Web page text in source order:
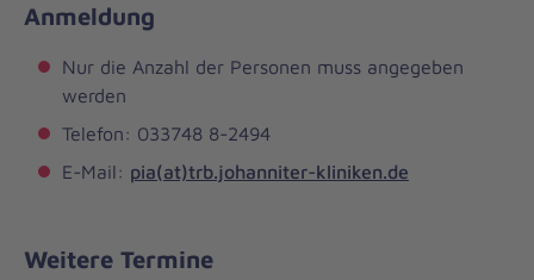
Anmeldung
Nur die Anzahl der Personen muss angegeben
werden
Telefon: 033748 8-2494
E-Mail: pia(at)trb.johanniter-kliniken.de
Weitere Termine